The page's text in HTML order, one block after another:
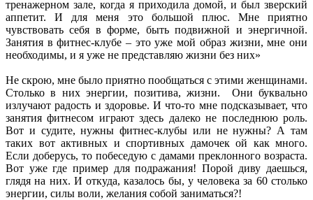
тренажерном зале, когда я приходила домой, и был зверский
аппетит. И для меня это большой плюс. Мне приятно
чувствовать себя в форме, быть подвижной и энергичной.
Занятия в фитнес-клубе – это уже мой образ жизни, мне они
необходимы, и я уже не представляю жизни без них»
Не скрою, мне было приятно пообщаться с этими женщинами.
Столько в них энергии, позитива, жизни. Они буквально
излучают радость и здоровье. И что-то мне подсказывает, что
занятия фитнесом играют здесь далеко не последнюю роль.
Вот и судите, нужны фитнес-клубы или не нужны? А там
таких вот активных и спортивных дамочек ой как много.
Если доберусь, то побеседую с дамами преклонного возраста.
Вот уже где пример для подражания! Порой диву даешься,
глядя на них. И откуда, казалось бы, у человека за 60 столько
энергии, силы воли, желания собой заниматься?!